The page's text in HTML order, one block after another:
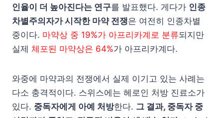
인율이 더 높아진다는 연구를 발표했다. 게다가 인종
차별주의자가 시작한 마약 전쟁은 여전히 인종차별
중이다. 마약상 중 19%가 아프리카계로 분류되지만
실제 체포된 마약상은 64%가 아프리카계다.
와중에 마약과의 전쟁에서 실제 이기고 있는 사례는
다소 충격적이다. 스위스에는 헤로인 처방 진료소가
있다. 중독자에게 아예 처방한다. 그 결과, 중독자 중